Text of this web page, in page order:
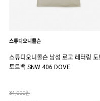
스튜디오니콜슨
스튜디오니콜슨 남성 로고 레터링 도
토트백 SNW 406 DOVE
34,000원